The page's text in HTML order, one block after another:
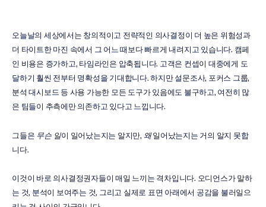
오늘날의 세상에서는 창의적이고 전략적인 의사결정이 더 높은 위험성과
더 타이트한 마진 속에서 그 어느 때보다 빠르게 내려지고 있습니다. 캠페
인 비용은 증가하고, 타임라인은 압축됩니다. 고객은 컨셉이 대중에게 도
달하기 훨씬 전부터 명확성을 기대합니다. 하지만 설문조사, 포커스 그룹,
분석 대시보드 등 사용 가능한 모든 도구가 있음에도 불구하고, 여전히 많
은 팀들이 추측에만 의존하고 있다고 느낍니다.
그들은 무슨 일이 일어났는지는 알지만, 왜 일어났는지는 거의 알지 못합
니다.
이것이 바로 의사결정권자들이 매일 느끼는 격차입니다. 오디언스가 말하
는 것, 분석이 보여주는 것, 그리고 실제로 표면 아래에서 공감을 불러일으